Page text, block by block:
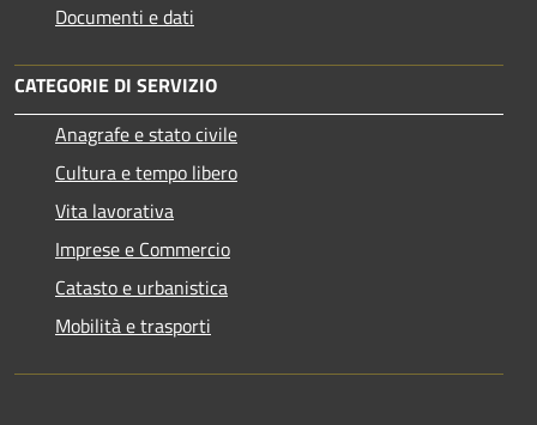
Documenti e dati
CATEGORIE DI SERVIZIO
Anagrafe e stato civile
Cultura e tempo libero
Vita lavorativa
Imprese e Commercio
Catasto e urbanistica
Mobilità e trasporti